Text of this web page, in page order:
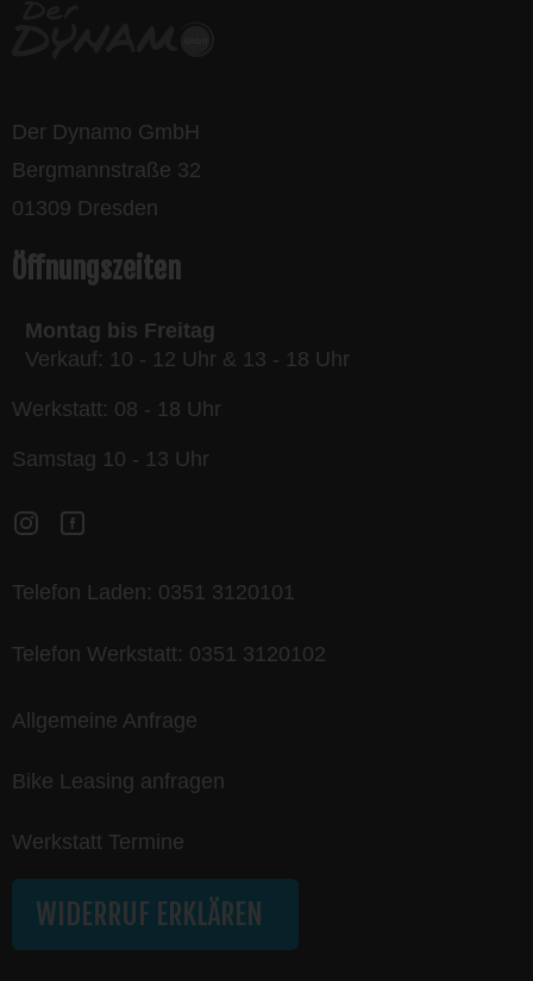
Der Dynamo GmbH
Bergmannstraße 32
01309 Dresden
Öffnungszeiten
Montag bis Freitag
Verkauf: 10 - 12 Uhr & 13 - 18 Uhr
Werkstatt: 08 - 18 Uhr
Samstag 10 - 13 Uhr
Telefon Laden: 0351 3120101
Telefon Werkstatt: 0351 3120102
Allgemeine Anfrage
Bike Leasing anfragen
Werkstatt Termine
WIDERRUF ERKLÄREN